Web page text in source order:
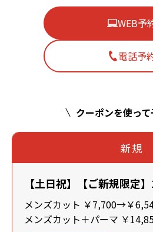
WEB予
電話予
クーポンを使っ
新規
【土日祝】【ご新規限定
メンズカット ￥7,700→￥
メンズカット＋パーマ ￥